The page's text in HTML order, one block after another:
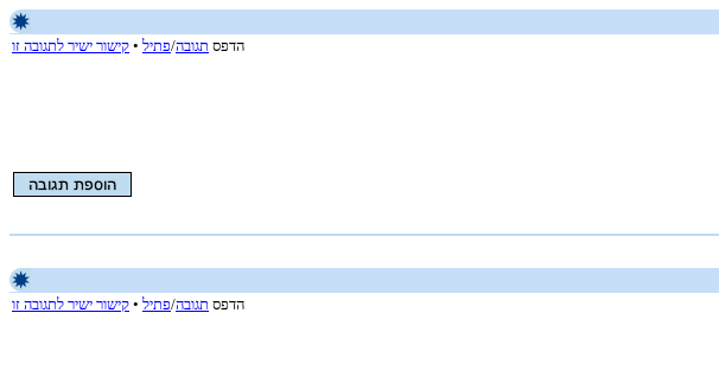
הדפס תגובה/פתיל • קישור ישיר לתגובה זו
הדפס תגובה/פתיל • קישור ישיר לתגובה זו